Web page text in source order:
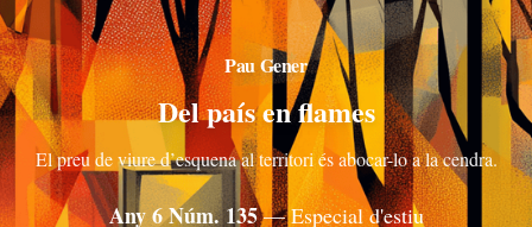
Pau Gener
Del país en flames
El preu de viure d’esquena al territori és abocar-lo a la cendra.
Any 6 Núm. 135— Especial d'estiu